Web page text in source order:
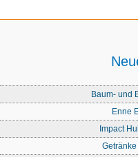
Baum- und
Enne
Impact